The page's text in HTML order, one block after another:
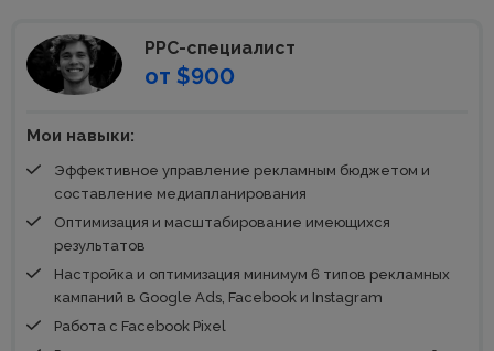
PPC-специалист
от $900
Мои навыки:
Эффективное управление рекламным бюджетом и
составление медиапланирования
Оптимизация и масштабирование имеющихся
результатов
Настройка и оптимизация минимум 6 типов рекламных
кампаний в Google Ads, Facebook и Instagram
Работа с Facebook Pixel